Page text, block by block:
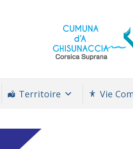
Territoire Vie